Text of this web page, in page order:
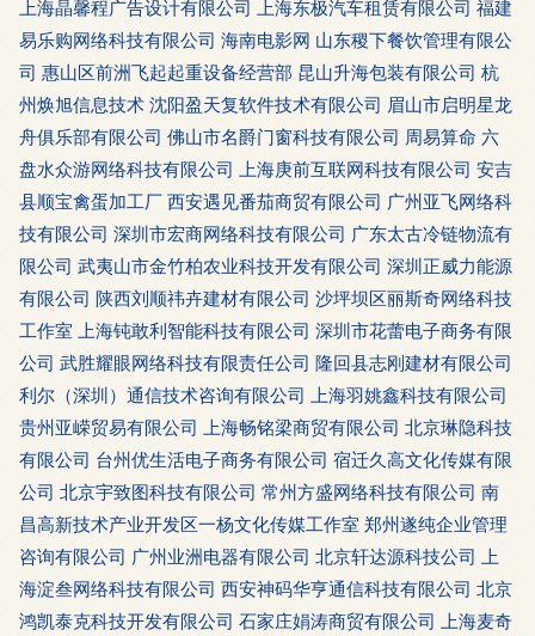
上海晶馨程广告设计有限公司 上海东极汽车租赁有限公司 福建
易乐购网络科技有限公司 海南电影网 山东稷下餐饮管理有限公
司 惠山区前洲飞起起重设备经营部 昆山升海包装有限公司 杭
州焕旭信息技术 沈阳盈天复软件技术有限公司 眉山市启明星龙
舟俱乐部有限公司 佛山市名爵门窗科技有限公司 周易算命 六
盘水众游网络科技有限公司 上海庚前互联网科技有限公司 安吉
县顺宝禽蛋加工厂 西安遇见番茄商贸有限公司 广州亚飞网络科
技有限公司 深圳市宏商网络科技有限公司 广东太古冷链物流有
限公司 武夷山市金竹柏农业科技开发有限公司 深圳正威力能源
有限公司 陕西刘顺祎卉建材有限公司 沙坪坝区丽斯奇网络科技
工作室 上海钝敢利智能科技有限公司 深圳市花蕾电子商务有限
公司 武胜耀眼网络科技有限责任公司 隆回县志刚建材有限公司
利尔（深圳）通信技术咨询有限公司 上海羽姚鑫科技有限公司
贵州亚嵘贸易有限公司 上海畅铭梁商贸有限公司 北京琳隐科技
有限公司 台州优生活电子商务有限公司 宿迁久高文化传媒有限
公司 北京宇致图科技有限公司 常州方盛网络科技有限公司 南
昌高新技术产业开发区一杨文化传媒工作室 郑州遂纯企业管理
咨询有限公司 广州业洲电器有限公司 北京轩达源科技公司 上
海淀叁网络科技有限公司 西安神码华亨通信科技有限公司 北京
鸿凯泰克科技开发有限公司 石家庄娟涛商贸有限公司 上海麦奇